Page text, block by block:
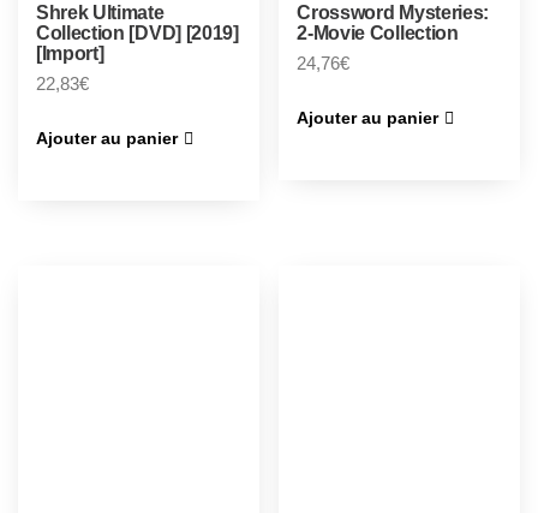
Shrek Ultimate
Collection [DVD] [2019]
[Import]
22,83€
Ajouter au panier
Crossword Mysteries:
2-Movie Collection
24,76€
Ajouter au panier